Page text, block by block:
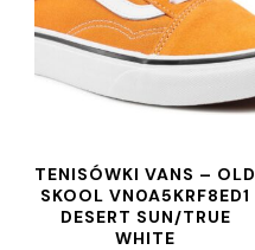
TENISÓWKI VANS – OLD
SKOOL VN0A5KRF8ED1
DESERT SUN/TRUE
WHITE